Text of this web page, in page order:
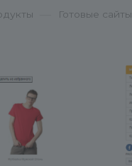
Готовые сайты